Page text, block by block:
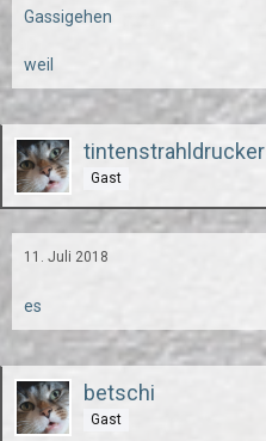
Gassigehen
weil
tintenstrahldrucker
Gast
11. Juli 2018
es
betschi
Gast